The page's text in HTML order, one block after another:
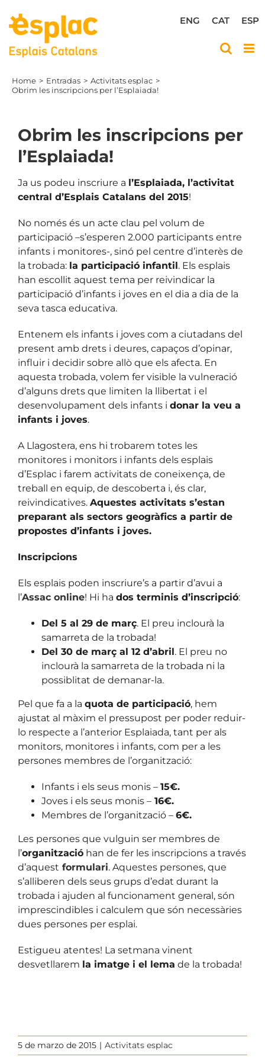
content
ESP
CAT
ENG
Home Entradas
Activitats esplac
Obrim les inscripcions per l’Esplaiada!
Obrim les inscripcions per
l’Esplaiada!
Ja us podeu inscriure a l’Esplaiada, l’activitat
central d’Esplais Catalans del 2015!
No només és un acte clau pel volum de
participació –s’esperen 2.000 participants entre
infants i monitores-, sinó pel centre d’interès de
la trobada: la participació infantil. Els esplais
han escollit aquest tema per reivindicar la
participació d’infants i joves en el dia a dia de la
seva tasca educativa.
Entenem els infants i joves com a ciutadans del
present amb drets i deures, capaços d’opinar,
influir i decidir sobre allò que els afecta. En
aquesta trobada, volem fer visible la vulneració
d’alguns drets que limiten la llibertat i el
desenvolupament dels infants i donar la veu a
infants i joves.
A Llagostera, ens hi trobarem totes les
monitores i monitors i infants dels esplais
d’Esplac i farem activitats de coneixença, de
treball en equip, de descoberta i, és clar,
reivindicatives. Aquestes activitats s’estan
preparant als sectors geogràfics a partir de
propostes d’infants i joves.
Inscripcions
Els esplais poden inscriure’s a partir d’avui a
l’Assac online! Hi ha dos terminis d’inscripció:
Del 5 al 29 de març. El preu inclourà la
samarreta de la trobada!
Del 30 de març al 12 d’abril. El preu no
inclourà la samarreta de la trobada ni la
possiblitat de demanar-la.
Pel que fa a la quota de participació, hem
ajustat al màxim el pressupost per poder reduir-
lo respecte a l’anterior Esplaiada, tant per als
monitors, monitores i infants, com per a les
persones membres de l’organització:
Infants i els seus monis – 15€.
Joves i els seus monis – 16€.
Membres de l’organització – 6€.
Les persones que vulguin ser membres de
l’organització han de fer les inscripcions a través
d’aquest formulari. Aquestes persones, que
s’alliberen dels seus grups d’edat durant la
trobada i ajuden al funcionament general, són
imprescindibles i calculem que són necessàries
dues persones per esplai.
Estigueu atentes! La setmana vinent
desvetllarem la imatge i el lema de la trobada!
5 de marzo de 2015 | Activitats esplac